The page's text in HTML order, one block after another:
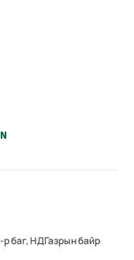
баг, НДГазрын байр